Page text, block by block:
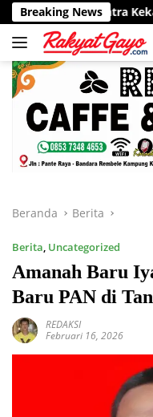
Langsung
ke
konten
Breaking News
Kekayaan
Beranda Berita
Berita, Uncategorized
Amanah Baru
Baru PAN di
REDAKSI
Februari 16, 2026